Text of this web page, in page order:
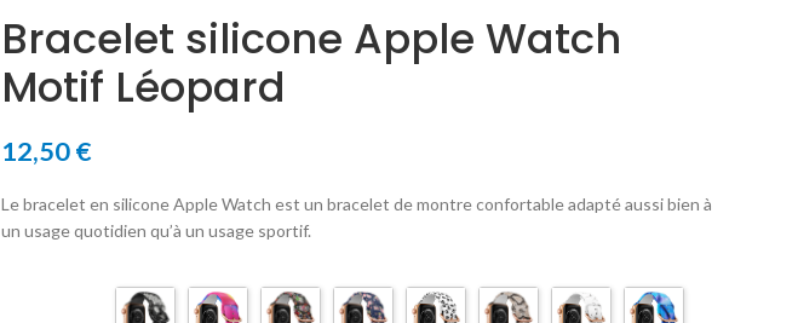
Bracelet silicone Apple Watch
Motif Léopard
12,50€
Le bracelet en silicone Apple Watch est un bracelet de montre confortable adapté aussi bien à
un usage quotidien qu’à un usage sportif.